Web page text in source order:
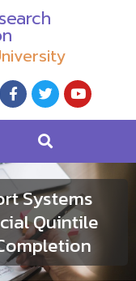
Systems
Quintile